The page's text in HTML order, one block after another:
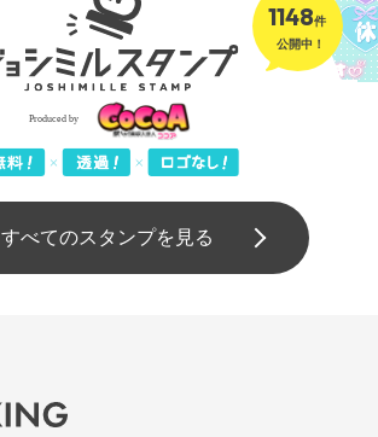
1148件
公開中！
すべてのスタンプを見る